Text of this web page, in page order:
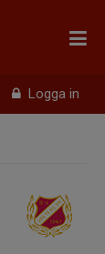
Logga in